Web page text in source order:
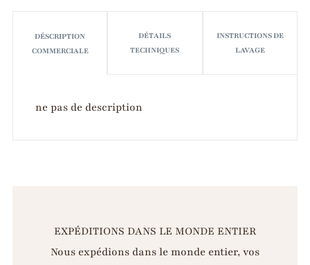
DÉSCRIPTION
COMMERCIALE
DÉTAILS
TECHNIQUES
INSTRUCTIONS DE
LAVAGE
ne pas de description
EXPÉDITIONS DANS LE MONDE ENTIER
Nous expédions dans le monde entier, vos